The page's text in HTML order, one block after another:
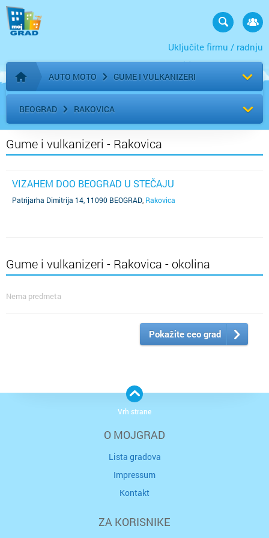
Uključite firmu / radnju
Početna stranica
AUTO MOTO GUME I VULKANIZERI
BEOGRAD RAKOVICA
Gume i vulkanizeri - Rakovica
VIZAHEM DOO BEOGRAD U STEČAJU
Patrijarha Dimitrija 14, 11090 BEOGRAD Rakovica
Gume i vulkanizeri - Rakovica - okolina
Nema predmeta
Pokažite ceo grad
O MOJGRAD
Lista gradova
Impressum
Kontakt
ZA KORISNIKE
Vrh strane